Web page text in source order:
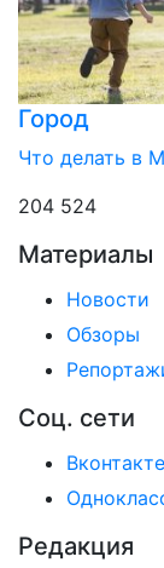
Город
Что делать в
204 524
Материалы
Новости
Обзоры
Соц. сети
Вконтакте
Редакция